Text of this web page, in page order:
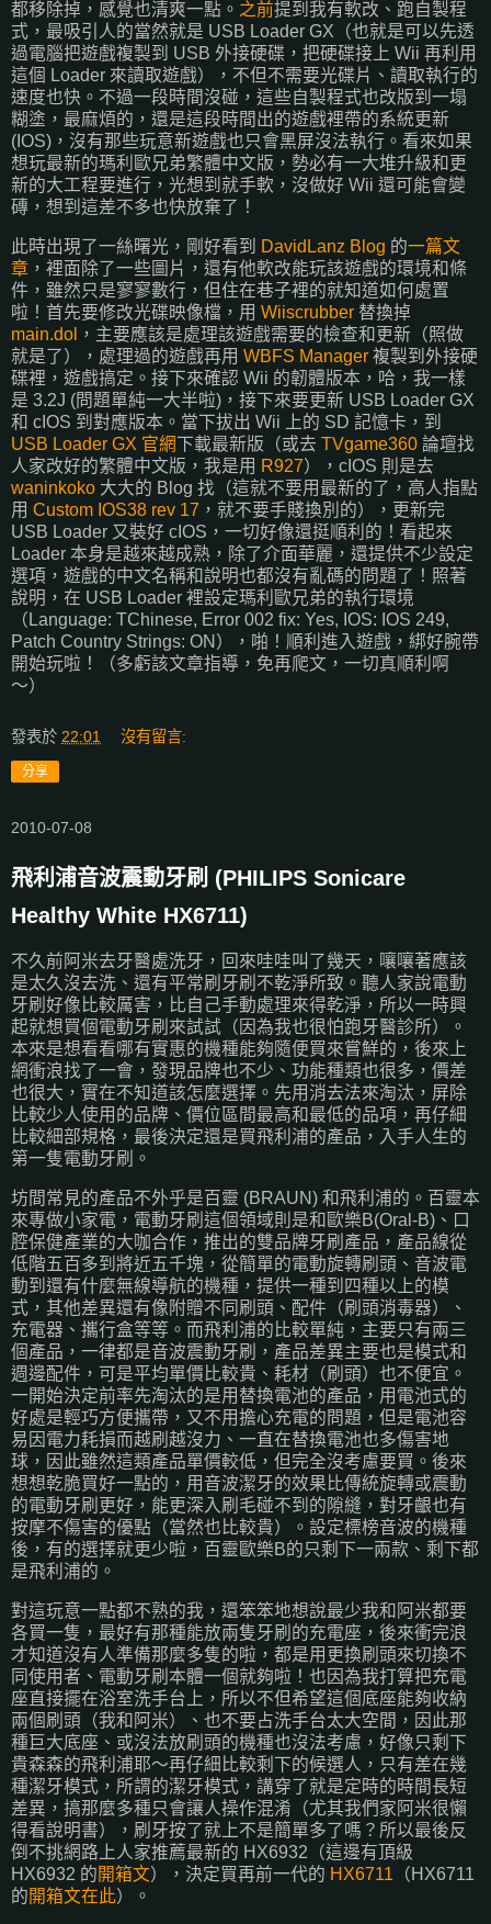
都移除掉，感覺也清爽一點。 之前提到我有軟改、跑自製程
式，最吸引人的當然就是 USB Loader GX（也就是可以先透
過電腦把遊戲複製到 USB 外接硬碟，把硬碟接上 Wii 再利用
這個 Loader 來讀取遊戲），不但不需要光碟片、讀取執行的
速度也快。不過一段時間沒碰，這些自製程式也改版到一塌
糊塗，最麻煩的，還是這段時間出的遊戲裡帶的系統更新
(IOS)，沒有那些玩意新遊戲也只會黑屏沒法執行。看來如果
想玩最新的瑪利歐兄弟繁體中文版，勢必有一大堆升級和更
新的大工程要進行，光想到就手軟，沒做好 Wii 還可能會變
磚，想到這差不多也快放棄了！
此時出現了一絲曙光，剛好看到 DavidLanz Blog 的一篇文
章 ，裡面除了一些圖片，還有他軟改能玩該遊戲的環境和條
件，雖然只是寥寥數行，但住在巷子裡的就知道如何處置
啦！首先要修改光碟映像檔，用 Wiiscrubber 替換掉
main.dol ，主要應該是處理該遊戲需要的檢查和更新（照做
就是了），處理過的遊戲再用 WBFS Manager 複製到外接硬
碟裡，遊戲搞定。接下來確認 Wii 的韌體版本，哈，我一樣
是 3.2J (問題單純一大半啦)，接下來要更新 USB Loader GX
和 cIOS 到對應版本。當下拔出 Wii 上的 SD 記憶卡，到
USB Loader GX 官網下載最新版（或去 TVgame360 論壇找
人家改好的繁體中文版，我是用 R927），cIOS 則是去
waninkoko 大大的 Blog 找（這就不要用最新的了，高人指點
用 Custom IOS38 rev 17 ，就不要手賤換別的），更新完
USB Loader 又裝好 cIOS，一切好像還挺順利的！看起來
Loader 本身是越來越成熟，除了介面華麗，還提供不少設定
選項，遊戲的中文名稱和說明也都沒有亂碼的問題了！照著
說明，在 USB Loader 裡設定瑪利歐兄弟的執行環境
（Language: TChinese, Error 002 fix: Yes, IOS: IOS 249,
Patch Country Strings: ON），啪！順利進入遊戲，綁好腕帶
開始玩啦！（多虧該文章指導，免再爬文，一切真順利啊
～）
發表於 22:01 沒有留言:
分享
2010-07-08
飛利浦音波震動牙刷 (PHILIPS Sonicare
Healthy White HX6711)
不久前阿米去牙醫處洗牙，回來哇哇叫了幾天，嚷嚷著應該
是太久沒去洗、還有平常刷牙刷不乾淨所致。聽人家說電動
牙刷好像比較厲害，比自己手動處理來得乾淨，所以一時興
起就想買個電動牙刷來試試（因為我也很怕跑牙醫診所）。
本來是想看看哪有實惠的機種能夠隨便買來嘗鮮的，後來上
網衝浪找了一會，發現品牌也不少、功能種類也很多，價差
也很大，實在不知道該怎麼選擇。先用消去法來淘汰，屏除
比較少人使用的品牌、價位區間最高和最低的品項，再仔細
比較細部規格，最後決定還是買飛利浦的產品，入手人生的
第一隻電動牙刷。
坊間常見的產品不外乎是百靈 (BRAUN) 和飛利浦的。百靈本
來專做小家電，電動牙刷這個領域則是和歐樂B(Oral-B)、口
腔保健產業的大咖合作，推出的雙品牌牙刷產品，產品線從
低階五百多到將近五千塊，從簡單的電動旋轉刷頭、音波電
動到還有什麼無線導航的機種，提供一種到四種以上的模
式，其他差異還有像附贈不同刷頭、配件（刷頭消毒器）、
充電器、攜行盒等等。而飛利浦的比較單純，主要只有兩三
個產品，一律都是音波震動牙刷，產品差異主要也是模式和
週邊配件，可是平均單價比較貴、耗材（刷頭）也不便宜。
一開始決定前率先淘汰的是用替換電池的產品，用電池式的
好處是輕巧方便攜帶，又不用擔心充電的問題，但是電池容
易因電力耗損而越刷越沒力、一直在替換電池也多傷害地
球，因此雖然這類產品單價較低，但完全沒考慮要買。後來
想想乾脆買好一點的，用音波潔牙的效果比傳統旋轉或震動
的電動牙刷更好，能更深入刷毛碰不到的隙縫，對牙齦也有
按摩不傷害的優點（當然也比較貴）。設定標榜音波的機種
後，有的選擇就更少啦，百靈歐樂B的只剩下一兩款、剩下都
是飛利浦的。
對這玩意一點都不熟的我，還笨笨地想說最少我和阿米都要
各買一隻，最好有那種能放兩隻牙刷的充電座，後來衝完浪
才知道沒有人準備那麼多隻的啦，都是用更換刷頭來切換不
同使用者、電動牙刷本體一個就夠啦！也因為我打算把充電
座直接擺在浴室洗手台上，所以不但希望這個底座能夠收納
兩個刷頭（我和阿米）、也不要占洗手台太大空間，因此那
種巨大底座、或沒法放刷頭的機種也沒法考慮，好像只剩下
貴森森的飛利浦耶～再仔細比較剩下的候選人，只有差在幾
種潔牙模式，所謂的潔牙模式，講穿了就是定時的時間長短
差異，搞那麼多種只會讓人操作混淆（尤其我們家阿米很懶
得看說明書），刷牙按了就上不是簡單多了嗎？所以最後反
倒不挑網路上人家推薦最新的 HX6932（這邊有頂級
HX6932 的開箱文），決定買再前一代的 HX6711 （HX6711
的開箱文在此）。